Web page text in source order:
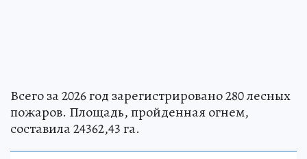
Всего за 2026 год зарегистрировано 280 лесных
пожаров. Площадь, пройденная огнем,
составила 24362,43 га.